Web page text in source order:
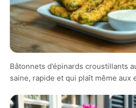
Bâtonnets d’épinards croustillants
saine, rapide et qui plaît même aux